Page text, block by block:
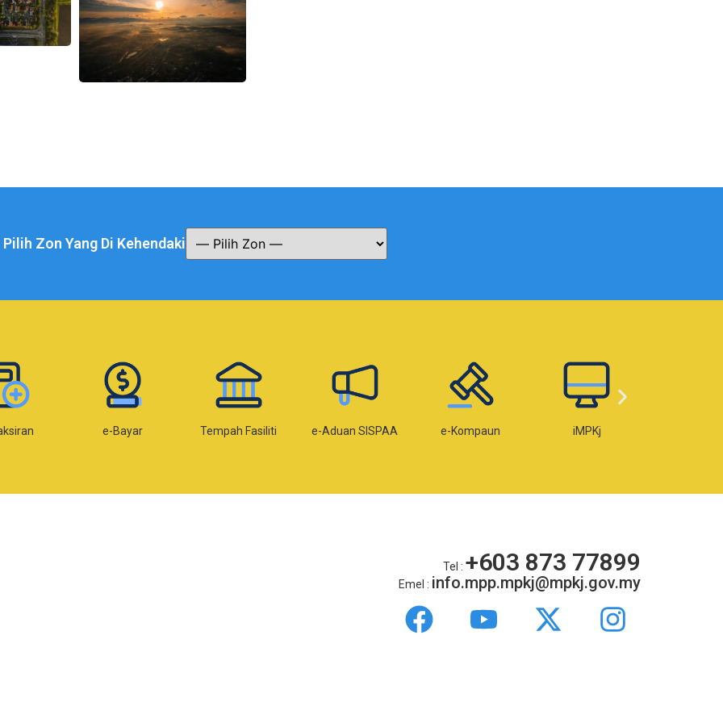
Zon Yang Di Kehendaki
e-Bayar Tempah Fasiliti e-Aduan SISPAA e-Kompaun iMPKj
Tel : +603 873 77899
Emel : info.mpp.mpkj@mpkj.gov.my